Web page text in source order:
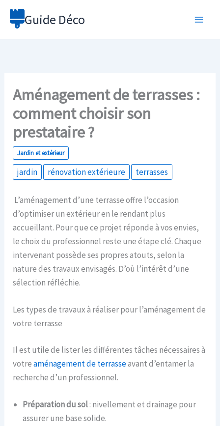
Aller
Guide Déco
Aménagement de terrasses :
comment choisir son
prestataire ?
Jardin et extérieur
jardin rénovation extérieure terrasses
L’aménagement d’une terrasse offre l’occasion
d’optimiser un extérieur en le rendant plus
accueillant. Pour que ce projet réponde à vos envies,
le choix du professionnel reste une étape clé. Chaque
intervenant possède ses propres atouts, selon la
nature des travaux envisagés. D’où l’intérêt d’une
sélection réfléchie.
Les types de travaux à réaliser pour l’aménagement de
votre terrasse
Il est utile de lister les différentes tâches nécessaires à
votreaménagement de terrasseavant d’entamer la
recherche d’un professionnel.
Préparation du sol: nivellement et drainage pour
assurer une base solide.